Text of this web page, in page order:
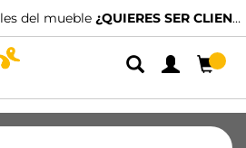
del mueble ¿QUIERES SER CLIENTE?
para embutir en el